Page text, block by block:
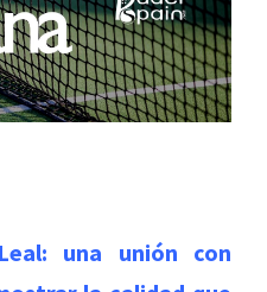
una unión con